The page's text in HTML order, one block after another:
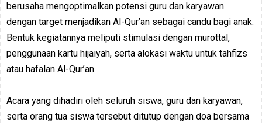
berusaha mengoptimalkan potensi guru dan karyawan
dengan target menjadikan Al-Qur’an sebagai candu bagi anak.
Bentuk kegiatannya meliputi stimulasi dengan murottal,
penggunaan kartu hijaiyah, serta alokasi waktu untuk tahfizs
atau hafalan Al-Qur’an.
Acara yang dihadiri oleh seluruh siswa, guru dan karyawan,
serta orang tua siswa tersebut ditutup dengan doa bersama